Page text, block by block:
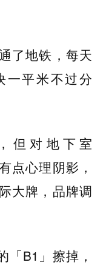
了地铁，每天
一平米不过分
但对地下室
点心理阴影，
大牌，品牌调
「B1」擦掉，